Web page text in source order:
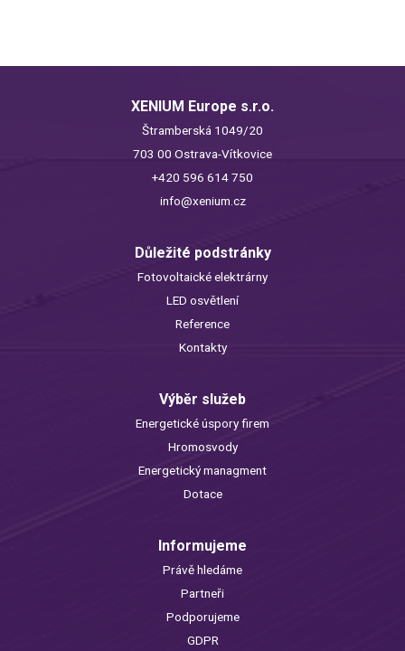
XENIUM Europe s.r.o.
Štramberská 1049/20
703 00 Ostrava-Vítkovice
+420 596 614 750
info@xenium.cz
Důležité podstránky
Fotovoltaické elektrárny
LED osvětlení
Reference
Kontakty
Výběr služeb
Energetické úspory firem
Hromosvody
Energetický managment
Dotace
Informujeme
Právě hledáme
Partneři
Podporujeme
GDPR